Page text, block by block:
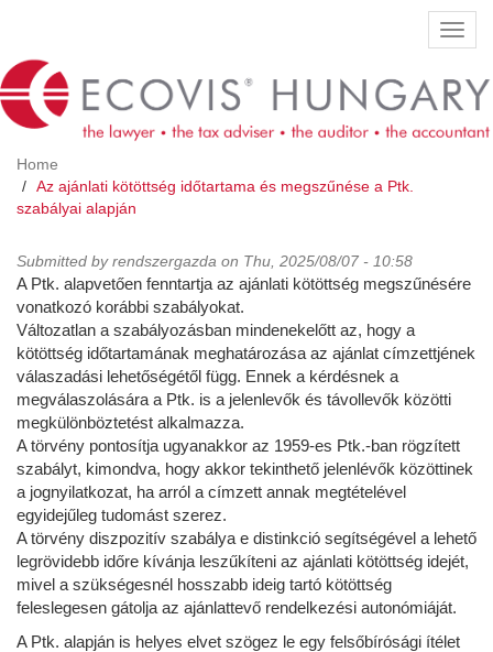
content
Home
Az ajánlati kötöttség időtartama és megszűnése a Ptk.
szabályai alapján
Submitted byrendszergazda on Thu, 2025/08/07 - 10:58
A Ptk. alapvetően fenntartja az ajánlati kötöttség megszűnésére
vonatkozó korábbi szabályokat.
Változatlan a szabályozásban mindenekelőtt az, hogy a
kötöttség időtartamának meghatározása az ajánlat címzettjének
válaszadási lehetőségétől függ. Ennek a kérdésnek a
megválaszolására a Ptk. is a jelenlevők és távollevők közötti
megkülönböztetést alkalmazza.
A törvény pontosítja ugyanakkor az 1959-es Ptk.-ban rögzített
szabályt, kimondva, hogy akkor tekinthető jelenlévők közöttinek
a jognyilatkozat, ha arról a címzett annak megtételével
egyidejűleg tudomást szerez.
A törvény diszpozitív szabálya e distinkció segítségével a lehető
legrövidebb időre kívánja leszűkíteni az ajánlati kötöttség idejét,
mivel a szükségesnél hosszabb ideig tartó kötöttség
feleslegesen gátolja az ajánlattevő rendelkezési autonómiáját.
A Ptk. alapján is helyes elvet szögez le egy felsőbírósági ítélet